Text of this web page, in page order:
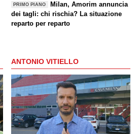
PRIMO PIANO
Milan, Amorim annuncia
dei tagli: chi rischia? La situazione
reparto per reparto
ANTONIO VITIELLO